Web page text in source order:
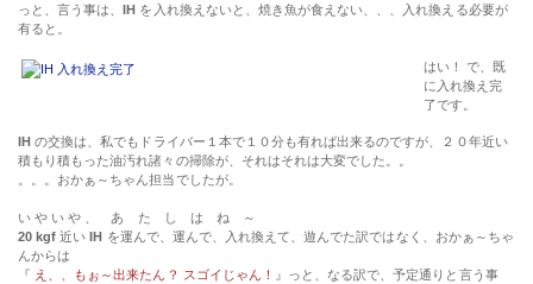
っと、言う事は、 IH を入れ換えないと、焼き魚が食えない、、、入れ換える必要が
有ると。
はい！ で、既
に入れ換え完
了です。
IH の交換は、私でもドライバー１本で１０分も有れば出来るのですが、２０年近い
積もり積もった油汚れ諸々の掃除が、それはそれは大変でした。。
。。。おかぁ～ちゃん担当でしたが。
い や い や 、 あ た し は ね ～
20 kgf 近い IH を運んで、運んで、入れ換えて、遊んでた訳ではなく、おかぁ～ちゃ
んからは
『 え、、もぉ～出来たん？ スゴイじゃん！
』っと、なる訳で、予定通りと言う事